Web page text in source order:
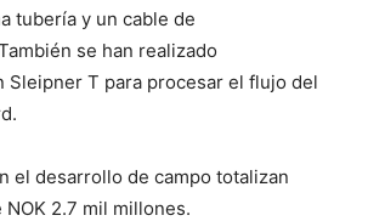
tubería y un cable de
se han realizado
Sleipner T para procesar el flujo del
el desarrollo de campo totalizan
2.7 mil millones.